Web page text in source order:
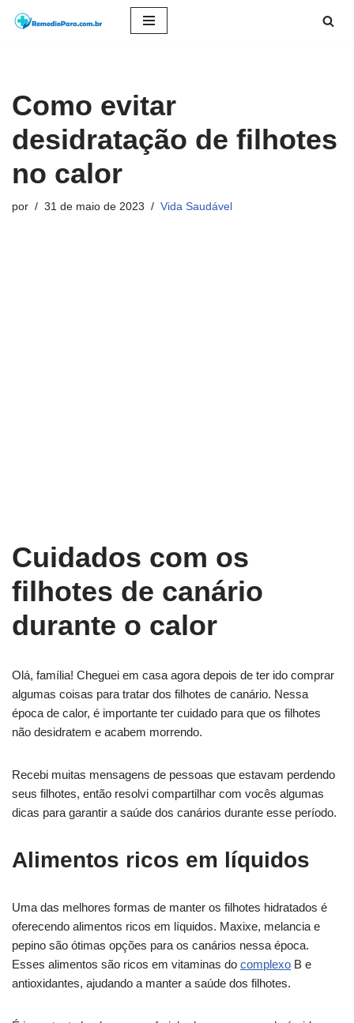
conteúdo
Como evitar
desidratação de filhotes
no calor
por 31 de maio de 2023 Vida Saudável
Cuidados com os
filhotes de canário
durante o calor
Olá, família! Cheguei em casa agora depois de ter ido comprar
algumas coisas para tratar dos filhotes de canário. Nessa
época de calor, é importante ter cuidado para que os filhotes
não desidratem e acabem morrendo.
Recebi muitas mensagens de pessoas que estavam perdendo
seus filhotes, então resolvi compartilhar com vocês algumas
dicas para garantir a saúde dos canários durante esse período.
Alimentos ricos em líquidos
Uma das melhores formas de manter os filhotes hidratados é
oferecendo alimentos ricos em líquidos. Maxixe, melancia e
pepino são ótimas opções para os canários nessa época.
Esses alimentos são ricos em vitaminas do complexo B e
antioxidantes, ajudando a manter a saúde dos filhotes.